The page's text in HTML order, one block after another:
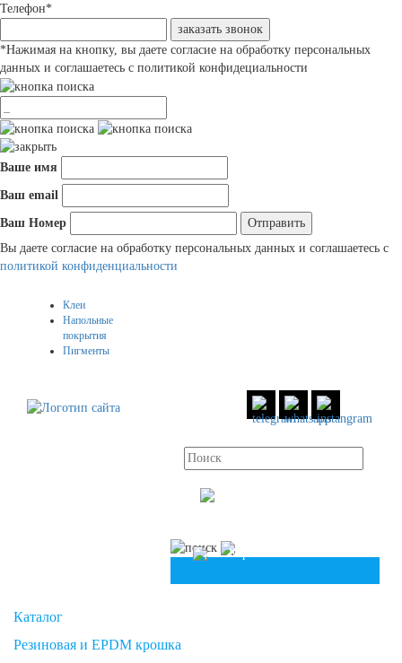
Телефон*
заказать звонок
*Нажимая на кнопку, вы даете согласие на обработку персональных
данных и соглашаетесь с политикой конфидециальности
Ваше имя
Ваш email
Ваш Номер
Вы даете согласие на обработку персональных данных и соглашаетесь c
политикой конфиденциальности
Клеи
Напольные
покрытия
Пигменты
Корзина
Каталог
Резиновая и EPDM крошка